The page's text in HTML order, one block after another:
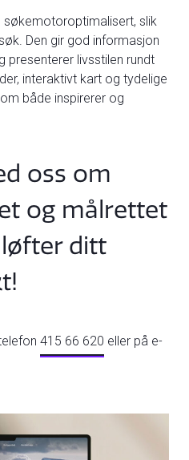
søkemotoroptimalisert, slik
Den gir god informasjon
presenterer livsstilen rundt
interaktivt kart og tydelige
både inspirerer og
oss om
og målrettet
ditt
415 66 620 eller på e-